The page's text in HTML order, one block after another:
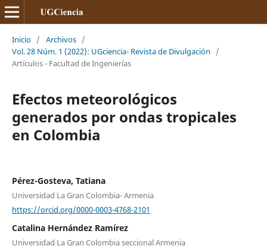
Inicio / Archivos /
Vol. 28 Núm. 1 (2022): UGciencia- Revista de Divulgación
/
Artículos - Facultad de Ingenierías
Efectos meteorológicos
generados por ondas tropicales
en Colombia
Pérez-Gosteva, Tatiana
Universidad La Gran Colombia- Armenia
https://orcid.org/0000-0003-4768-2101
Catalina Hernández Ramírez
Universidad La Gran Colombia seccional Armenia